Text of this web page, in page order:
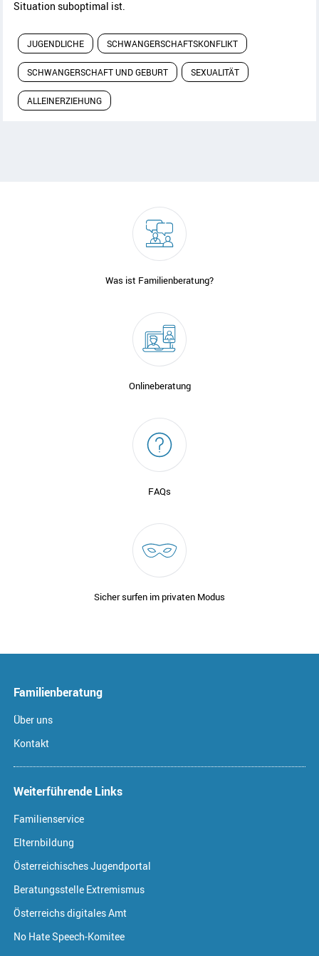
Situation suboptimal ist.
JUGENDLICHE SCHWANGERSCHAFTSKONFLIKT
SCHWANGERSCHAFT UND GEBURT SEXUALITÄT
ALLEINERZIEHUNG
Was ist Familienberatung?
Onlineberatung
FAQs
Sicher surfen im privaten Modus
Familienberatung
Über uns
Kontakt
Weiterführende Links
Familienservice
Elternbildung
Österreichisches Jugendportal
Beratungsstelle Extremismus
Österreichs digitales Amt
No Hate Speech-Komitee